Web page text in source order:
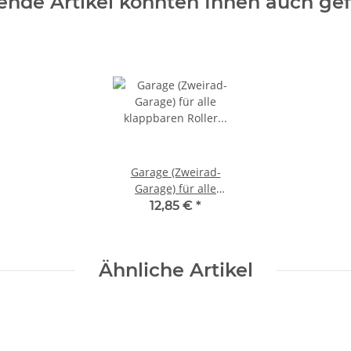
Garage (Zweirad-
Garage) für alle
klappbaren Roller
12,85 € *
Ähnliche Artikel